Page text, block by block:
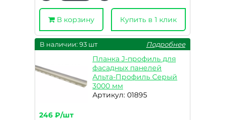
В корзину Купить в 1 клик
В наличии: 93 шт Подробнее
Планка J-профиль для
фасадных панелей
Альта-Профиль Серый
3000 мм
Артикул: 01895
246 ₽/шт